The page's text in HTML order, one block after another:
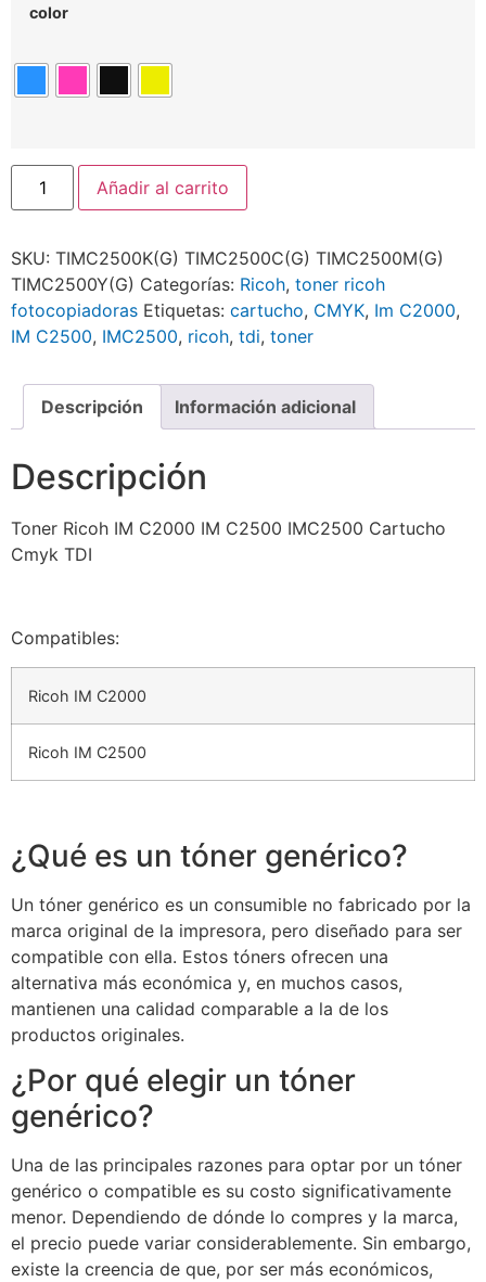
color
Añadir al carrito
SKU: TIMC2500K(G) TIMC2500C(G) TIMC2500M(G)
TIMC2500Y(G) Categorías: Ricoh, toner ricoh
fotocopiadoras Etiquetas: cartucho, CMYK, Im C2000,
IM C2500, IMC2500, ricoh, tdi, toner
Descripción Información adicional
Descripción
Toner Ricoh IM C2000 IM C2500 IMC2500 Cartucho
Cmyk TDI
Compatibles:
Ricoh IM C2000
Ricoh IM C2500
¿Qué es un tóner genérico?
Un tóner genérico es un consumible no fabricado por la
marca original de la impresora, pero diseñado para ser
compatible con ella. Estos tóners ofrecen una
alternativa más económica y, en muchos casos,
mantienen una calidad comparable a la de los
productos originales.
¿Por qué elegir un tóner
genérico?
Una de las principales razones para optar por un tóner
genérico o compatible es su costo significativamente
menor. Dependiendo de dónde lo compres y la marca,
el precio puede variar considerablemente. Sin embargo,
existe la creencia de que, por ser más económicos,